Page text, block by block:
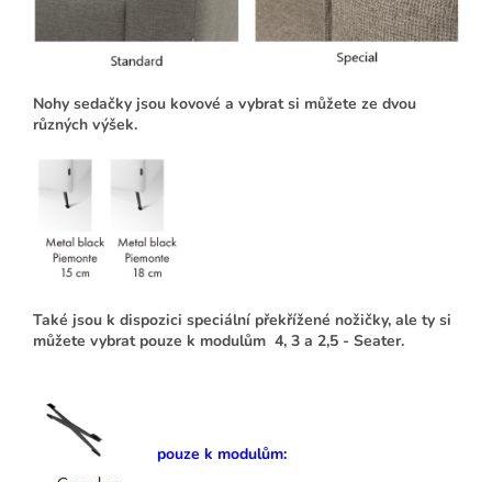
Nohy sedačky jsou kovové a vybrat si můžete ze dvou
různých výšek.
Také jsou k dispozici speciální překřížené nožičky, ale ty si
můžete vybrat pouze k modulům 4, 3 a 2,5 - Seater.
pouze k modulům: